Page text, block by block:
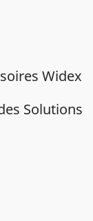
Widex
Solutions